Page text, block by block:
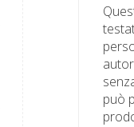
può